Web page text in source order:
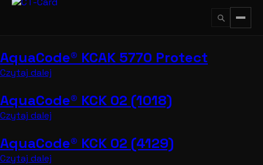
Przejdź
↵ ESC
AquaCode® KCAK 5770 Protect
Czytaj dalej
AquaCode® KCK 02 (1018)
Czytaj dalej
AquaCode® KCK 02 (4129)
Czytaj dalej